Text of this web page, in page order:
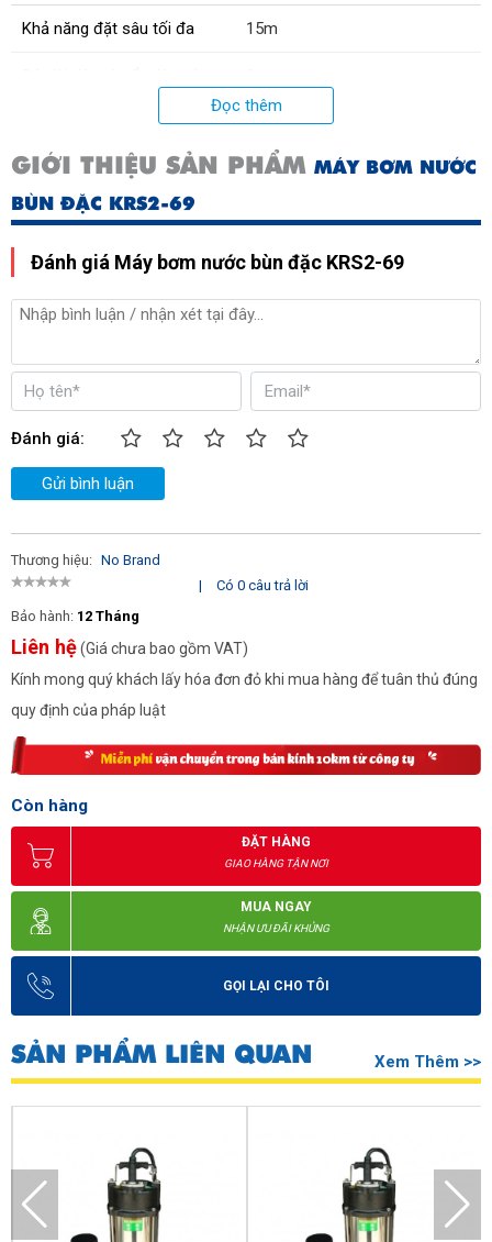
Khả năng đặt sâu tối đa 15m
Lưu lượng đầu bơm max 4250 lít/phút
Chiều cao bơm max 21m
Đọc thêm
GIỚI THIỆU SẢN PHẨM MÁY BƠM NƯỚC
BÙN ĐẶC KRS2-69
Đánh giá Máy bơm nước bùn đặc KRS2-69
Đánh giá:
Gửi bình luận
Thương hiệu: No Brand
|
Có 0 câu trả lời
Bảo hành: 12 Tháng
Liên hệ(Giá chưa bao gồm VAT)
Kính mong quý khách lấy hóa đơn đỏ khi mua hàng để tuân thủ đúng
quy định của pháp luật
Còn hàng
ĐẶT HÀNG
GIAO HÀNG TẬN NƠI
MUA NGAY
NHẬN ƯU ĐÃI KHỦNG
GỌI LẠI CHO TÔI
SẢN PHẨM LIÊN QUAN Xem Thêm >>